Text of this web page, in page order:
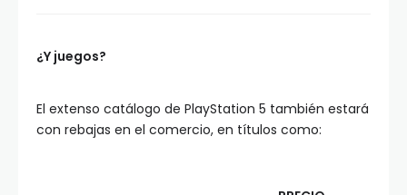
¿Y juegos?
El extenso catálogo de PlayStation 5 también estará
con rebajas en el comercio, en títulos como: